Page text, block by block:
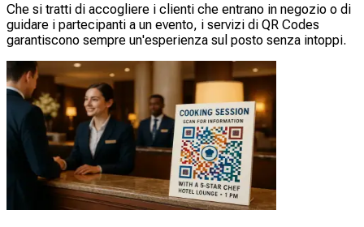
Che si tratti di accogliere i clienti che entrano in negozio o di
guidare i partecipanti a un evento, i servizi di QR Codes
garantiscono sempre un'esperienza sul posto senza intoppi.